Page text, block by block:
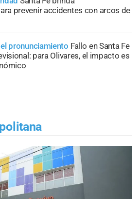
prevenir accidentes con arcos de
pronunciamiento Fallo en Santa Fe
para Olivares, el impacto es